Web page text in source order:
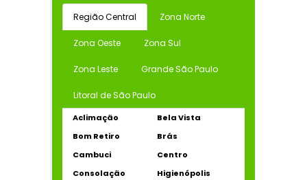
Região Central Zona Norte
Zona Oeste Zona Sul
Zona Leste Grande São Paulo
Litoral de São Paulo
Aclimação
Bela Vista
Bom Retiro
Brás
Cambuci
Centro
Consolação
Higienópolis